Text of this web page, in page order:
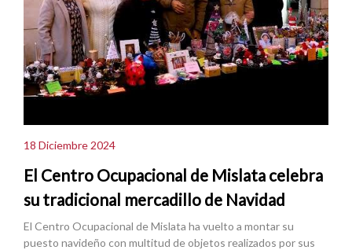
18 Diciembre 2024
El Centro Ocupacional de Mislata celebra
su tradicional mercadillo de Navidad
El Centro Ocupacional de Mislata ha vuelto a montar su
puesto navideño con multitud de objetos realizados por sus